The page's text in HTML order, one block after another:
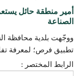
أمير منطقة حائل
الصناعة
ووجّهت بلدية محافظة
تطبيق فرص؛ لمعرفة
الرابط المختصر :